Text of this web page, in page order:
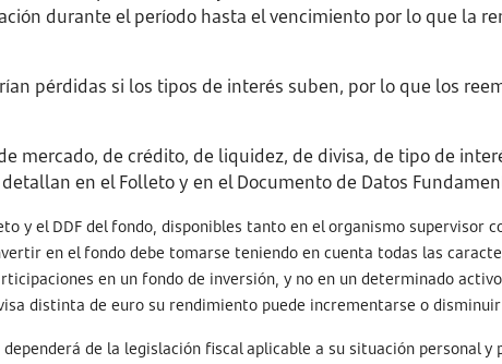
durante el período hasta el vencimiento por lo que la
pérdidas si los tipos de interés suben, por lo que los
mercado, de crédito, de liquidez, de divisa, de tipo de
en el Folleto y en el Documento de Datos
y el DDF del fondo, disponibles tanto en el organismo supervisor
en el fondo debe tomarse teniendo en cuenta todas las
en un fondo de inversión, y no en un determinado
distinta de euro su rendimiento puede incrementarse o
de la legislación fiscal aplicable a su situación personal y